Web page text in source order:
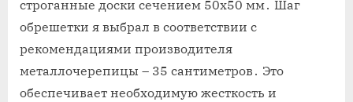
строганные доски сечением 50х50 мм․ Шаг
обрешетки я выбрал в соответствии с
рекомендациями производителя
металлочерепицы – 35 сантиметров․ Это
обеспечивает необходимую жесткость и